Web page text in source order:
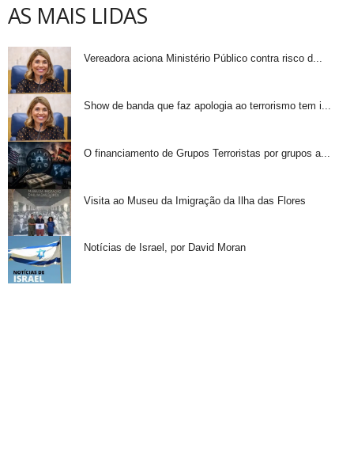
AS MAIS LIDAS
Vereadora aciona Ministério Público contra risco d...
Show de banda que faz apologia ao terrorismo tem i...
O financiamento de Grupos Terroristas por grupos a...
Visita ao Museu da Imigração da Ilha das Flores
Notícias de Israel, por David Moran